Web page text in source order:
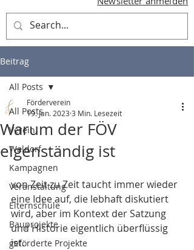
Beitrag
All Posts
Verein
Waldorf
Kampagnen
Veranstaltung
Elternschule
Bauprojekte
geförderte Projekte
All Posts
Warum der FÖV
eigenständig ist
Förderverein
19. Jan. 2023 3 Min. Lesezeit
von Zeit zu Zeit taucht immer wieder
eine Idee auf, die lebhaft diskutiert
wird, aber im Kontext der Satzung
und Historie eigentlich überflüssig
ist.